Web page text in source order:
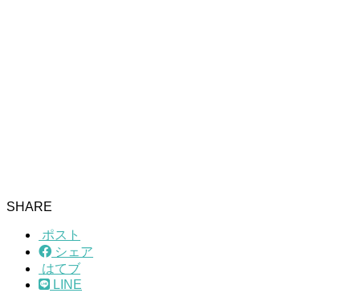
SHARE
ポスト
シェア
はてブ
LINE